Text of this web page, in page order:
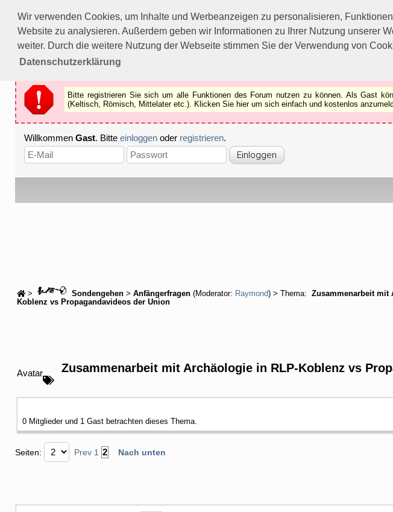
Wir verwenden Cookies, um Inhalte und Werbeanzeigen zu personalisieren,
Website zu analysieren. Außerdem geben wir Informationen zu Ihrer Nutzung unserer
weiter. Durch die weitere Nutzung der Webseite stimmen Sie der Verwendung von
Datenschutzerklärung
Bitte registrieren Sie sich um alle Funktionen des Forums nutzen zu können.
Als Gast können Sie z.B.keine Bilderbetrachten.
Registrieren
Schliessen
Bitte registrieren Sie sich um alle Funktionen des Forum nutzen zu können. Als Gast
(Keltisch, Römisch, Mittelater etc.). Klicken Sie hier um sich einfach und kostenlos
Willkommen Gast. Bitte einloggen oder registrieren.
> Sondengehen > Anfängerfragen (Moderator: Raymond) > Thema:
Zusammenarbeit mit
Koblenz vs Propagandavideos der Union
Avatar Zusammenarbeit mit Archäologie in RLP-Koblenz vs
0 Mitglieder und 1 Gast betrachten dieses Thema.
Seiten: Prev 1 2 Nach unten